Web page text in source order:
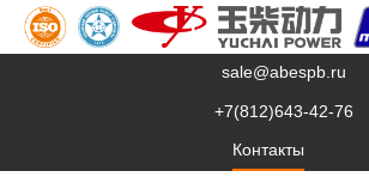
sale@abespb.ru
+7(812)643-42-76
Контакты